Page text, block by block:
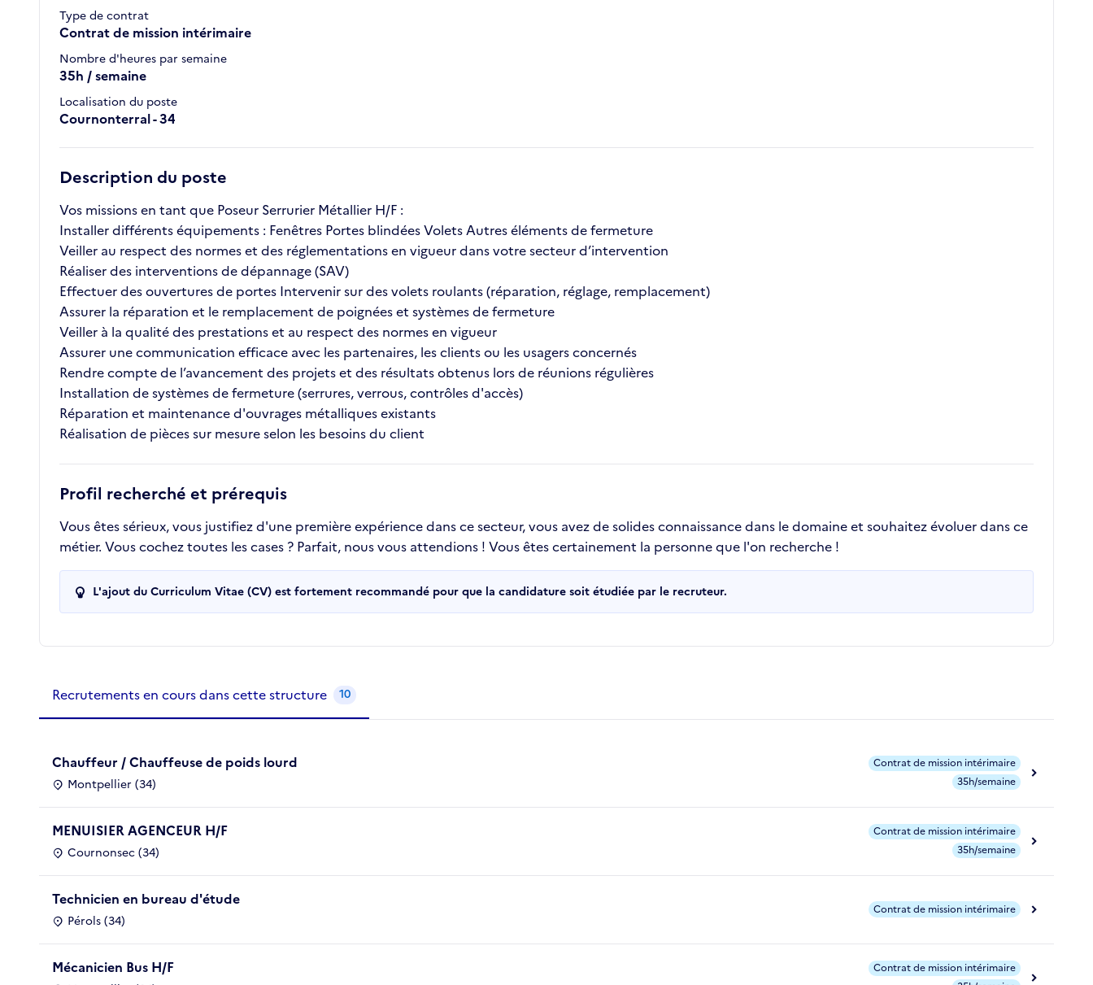
Type de contrat
Contrat de mission intérimaire
Nombre d'heures par semaine
35h / semaine
Localisation du poste
Cournonterral - 34
Description du poste
Vos missions en tant que Poseur Serrurier Métallier H/F :
Installer différents équipements : Fenêtres Portes blindées Volets Autres éléments de fermeture
Veiller au respect des normes et des réglementations en vigueur dans votre secteur d’intervention
Réaliser des interventions de dépannage (SAV)
Effectuer des ouvertures de portes Intervenir sur des volets roulants (réparation, réglage, remplacement)
Assurer la réparation et le remplacement de poignées et systèmes de fermeture
Veiller à la qualité des prestations et au respect des normes en vigueur
Assurer une communication efficace avec les partenaires, les clients ou les usagers concernés
Rendre compte de l’avancement des projets et des résultats obtenus lors de réunions régulières
Installation de systèmes de fermeture (serrures, verrous, contrôles d'accès)
Réparation et maintenance d'ouvrages métalliques existants
Réalisation de pièces sur mesure selon les besoins du client
Profil recherché et prérequis
Vous êtes sérieux, vous justifiez d'une première expérience dans ce secteur, vous avez de solides connaissance dans le domaine et souhaitez évoluer dans ce
métier. Vous cochez toutes les cases ? Parfait, nous vous attendions ! Vous êtes certainement la personne que l'on recherche !
L'ajout du Curriculum Vitae (CV) est fortement recommandé pour que la candidature soit étudiée par le recruteur.
Recrutements de la structure
Recrutements en cours dans cette structure 10
Chauffeur / Chauffeuse de poids lourd
Montpellier (34)
Contrat de mission intérimaire
35h/semaine
MENUISIER AGENCEUR H/F
Cournonsec (34)
Contrat de mission intérimaire
35h/semaine
Technicien en bureau d'étude
Pérols (34)
Contrat de mission intérimaire
Mécanicien Bus H/F
Contrat de mission intérimaire